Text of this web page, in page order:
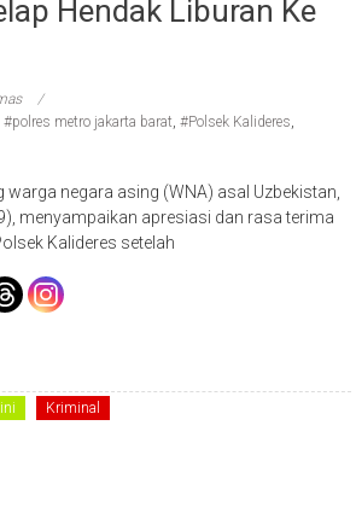
Hendak Liburan Ke
#polres metro jakarta barat ,#Polsek Kalideres
negara asing (WNA) asal Uzbekistan,
menyampaikan apresiasi dan rasa terima
Kalideres setelah
Kriminal